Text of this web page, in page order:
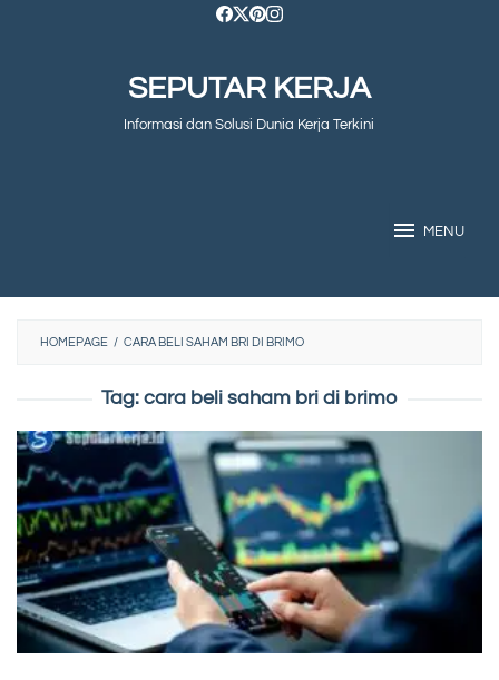
SEPUTAR KERJA
Informasi dan Solusi Dunia Kerja Terkini
MENU
HOMEPAGE / CARA BELI SAHAM BRI DI BRIMO
Tag:cara beli saham bri di brimo